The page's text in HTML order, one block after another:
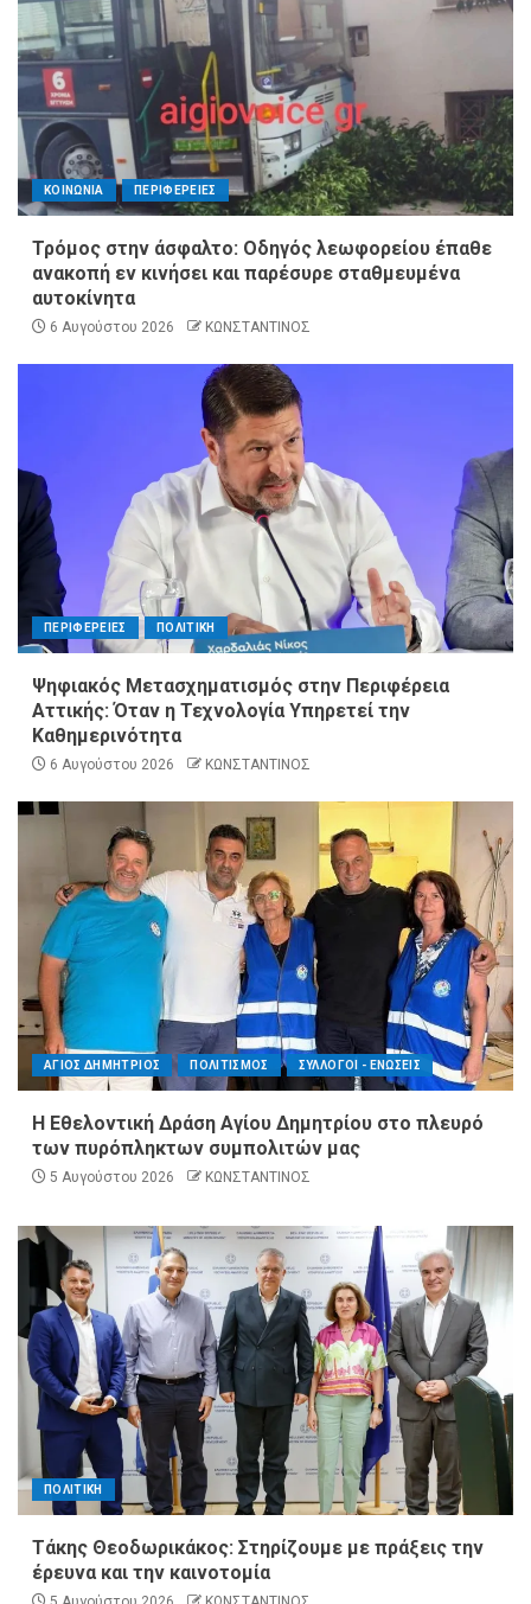
ΚΟΙΝΩΝΙΑ ΠΕΡΙΦΕΡΕΙΕΣ
Τρόμος στην άσφαλτο: Οδηγός λεωφορείου έπαθε
ανακοπή εν κινήσει και παρέσυρε σταθμευμένα
αυτοκίνητα
6 Αυγούστου 2026 ΚΩΝΣΤΑΝΤΙΝΟΣ
ΠΕΡΙΦΕΡΕΙΕΣ ΠΟΛΙΤΙΚΗ
Ψηφιακός Μετασχηματισμός στην Περιφέρεια
Αττικής: Όταν η Τεχνολογία Υπηρετεί την
Καθημερινότητα
6 Αυγούστου 2026 ΚΩΝΣΤΑΝΤΙΝΟΣ
ΑΓΙΟΣ ΔΗΜΗΤΡΙΟΣ ΠΟΛΙΤΙΣΜΟΣ ΣΥΛΛΟΓΟΙ - ΕΝΩΣΕΙΣ
Η Εθελοντική Δράση Αγίου Δημητρίου στο πλευρό
των πυρόπληκτων συμπολιτών μας
5 Αυγούστου 2026 ΚΩΝΣΤΑΝΤΙΝΟΣ
ΠΟΛΙΤΙΚΗ
Τάκης Θεοδωρικάκος: Στηρίζουμε με πράξεις την
έρευνα και την καινοτομία